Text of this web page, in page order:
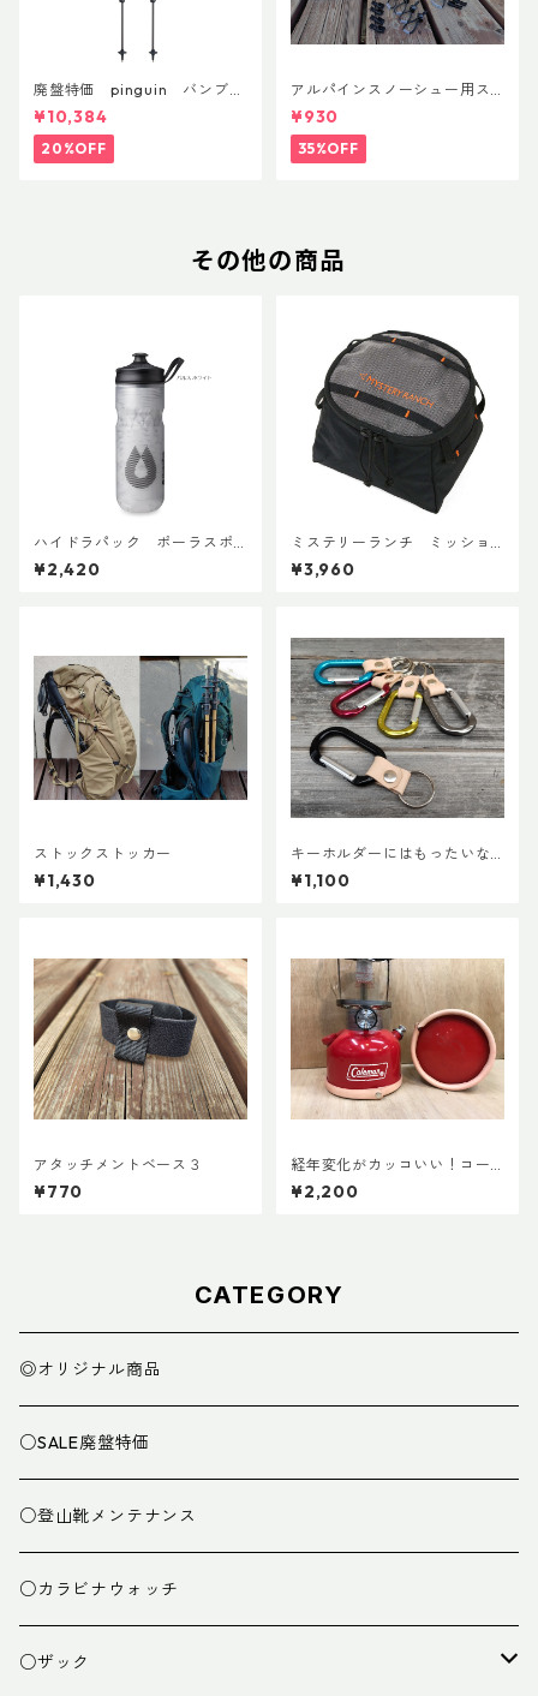
廃盤特価 pinguin バンブー
FLフォーム(ペア)
¥10,384
20%OFF
アルパインスノーシュー用ス
トラップキャッチ(ペア)
¥930
35%OFF
その他の商品
ハイドラパック ポーラスポ
ーツ 600ml
¥2,420
ミステリーランチ ミッショ
ンパッキングキューブ S ブラ
ック
¥3,960
ストックストッカー
¥1,430
キーホルダーにはもったいな
いカラビナで作ったキーホル
ダー
¥1,100
アタッチメントベース３
¥770
経年変化がカッコいい！コー
ルマン・ランタン用ボトムレ
ザーカバー135mm
¥2,200
CATEGORY
◎オリジナル商品
○SALE廃盤特価
○登山靴メンテナンス
○カラビナウォッチ
○ザック